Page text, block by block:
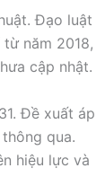
Đạo luật
năm 2018,
cập nhật.
Đề xuất áp
qua.
hiệu lực và